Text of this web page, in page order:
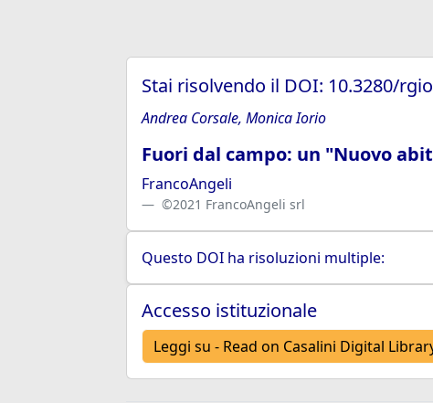
Stai risolvendo il DOI: 10.3280/
Andrea Corsale, Monica Iorio
Fuori dal campo: un "Nuovo
FrancoAngeli
©2021 FrancoAngeli srl
Questo DOI ha risoluzioni multiple:
Accesso istituzionale
Leggi su - Read on Casalini Digital